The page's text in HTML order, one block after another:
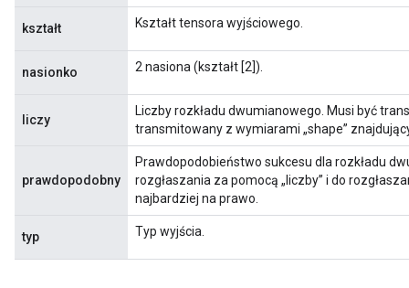
kształt Kształt tensora wyjściowego.
nasionko 2 nasiona (kształt [2]).
liczy
Liczby rozkładu dwumianowego. Musi być
transmitowany z wymiarami „shape”
prawdopodobny
Prawdopodobieństwo sukcesu dla rozkładu
rozgłaszania za pomocą „liczby” i do
najbardziej na prawo.
typ Typ wyjścia.